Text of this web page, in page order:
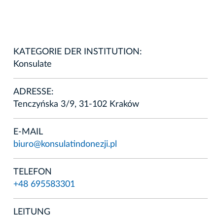
KATEGORIE DER INSTITUTION:
Konsulate
ADRESSE:
Tenczyńska 3/9, 31-102 Kraków
E-MAIL
biuro@konsulatindonezji.pl
TELEFON
+48 695583301
LEITUNG